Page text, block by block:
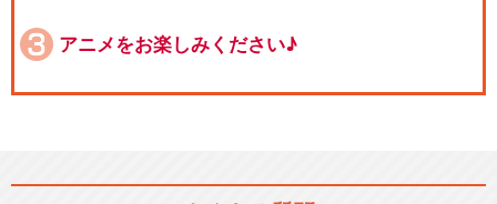
アニメをお楽しみください♪